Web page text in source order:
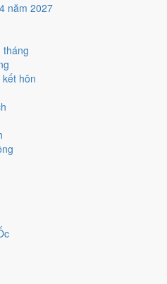
năm 2027
tháng
hôn
trong ngày:
Tuyết